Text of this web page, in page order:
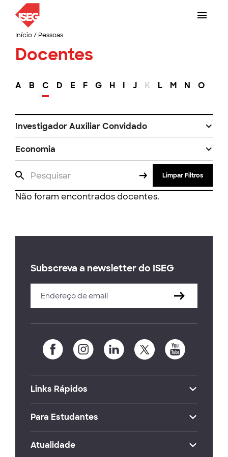
Início/ Pessoas
Docentes
A B C D E F G H I J K L M N O
Investigador Auxiliar Convidado
Economia
Limpar Filtros
Não foram encontrados docentes.
Subscreva a newsletter do ISEG
Links Rápidos
Para Estudantes
Atualidade